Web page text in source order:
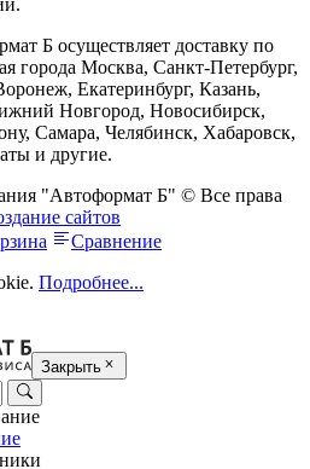
Б осуществляет доставку по
города Москва, Санкт-Петербург,
Екатеринбург, Казань,
Новгород, Новосибирск,
Самара, Челябинск, Хабаровск,
и другие.
"Автоформат Б" © Все права
сайтов
Сравнение
Подробнее...
Закрыть